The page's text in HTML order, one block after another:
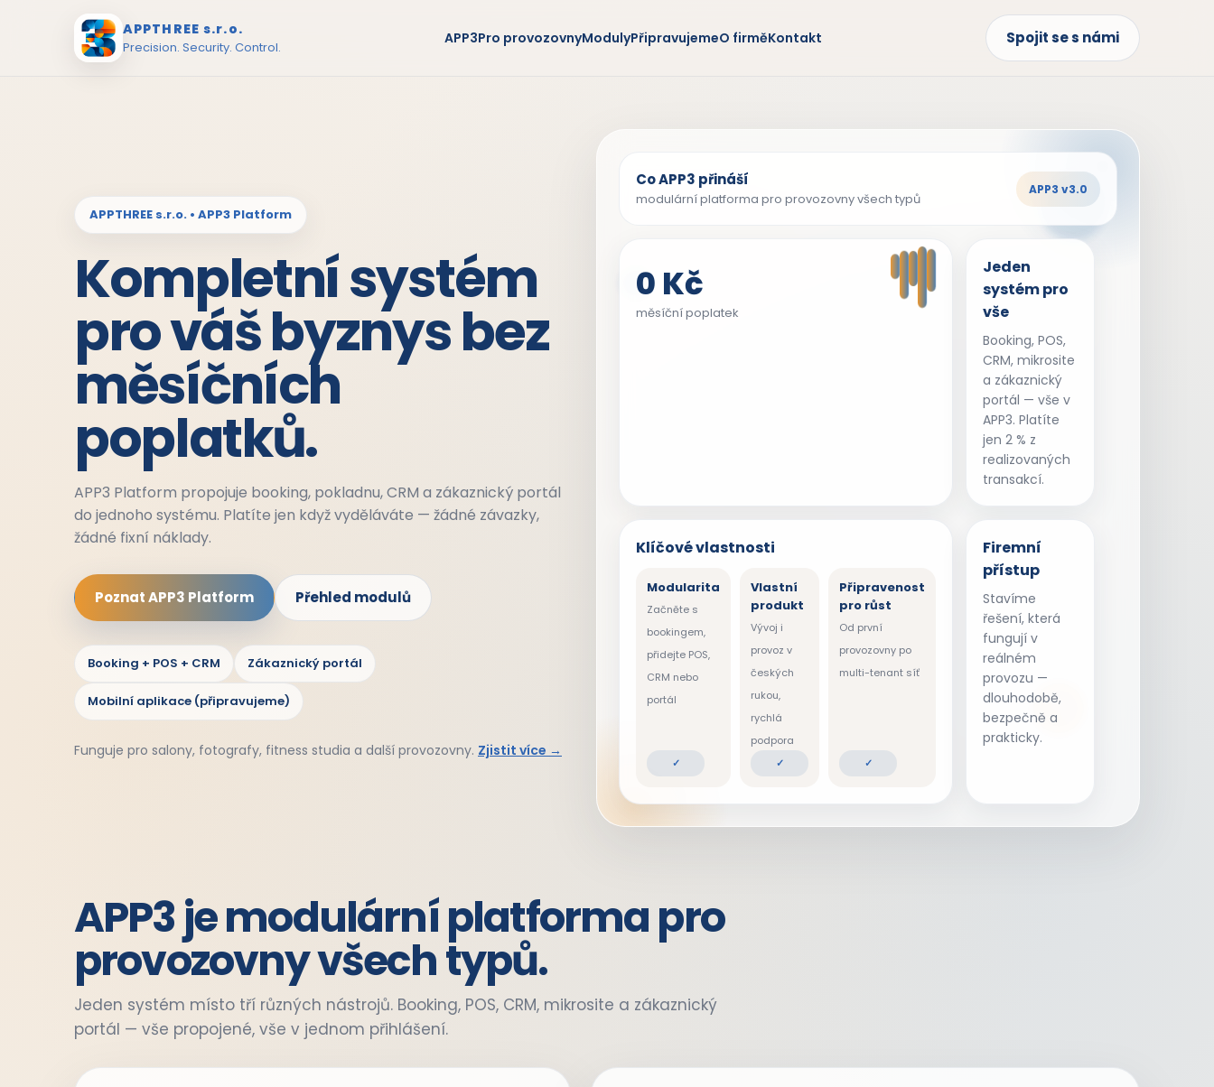
APPTHREE s.r.o.
Precision. Security. Control.
APP3Pro provozovnyModulyPřipravujemeO firměKontakt Spojit se s námi
APPTHREE s.r.o. • APP3 Platform
Kompletní systém
pro váš byznys bez
měsíčních
poplatků.
APP3 Platform propojuje booking, pokladnu, CRM a zákaznický portál
do jednoho systému. Platíte jen když vyděláváte — žádné závazky,
žádné fixní náklady.
Poznat APP3 Platform Přehled modulů
Booking + POS + CRM Zákaznický portál
Mobilní aplikace (připravujeme)
Funguje pro salony, fotografy, fitness studia a další provozovny. Zjistit více →
Co APP3 přináší
modulární platforma pro provozovny všech typů
APP3 v3.0
0 Kč
měsíční poplatek
Jeden
systém pro
vše
Booking, POS,
CRM, mikrosite
a zákaznický
portál — vše v
APP3. Platíte
jen 2 % z
realizovaných
transakcí.
Klíčové vlastnosti
Modularita
Začněte s
bookingem,
přidejte POS,
CRM nebo
portál
✓
Vlastní
produkt
Vývoj i
provoz v
českých
rukou,
rychlá
podpora
✓
Připravenost
pro růst
Od první
provozovny po
multi-tenant síť
✓
Firemní
přístup
Stavíme
řešení, která
fungují v
reálném
provozu —
dlouhodobě,
bezpečně a
prakticky.
APP3 je modulární platforma pro
provozovny všech typů.
Jeden systém místo tří různých nástrojů. Booking, POS, CRM, mikrosite a zákaznický
portál — vše propojené, vše v jednom přihlášení.